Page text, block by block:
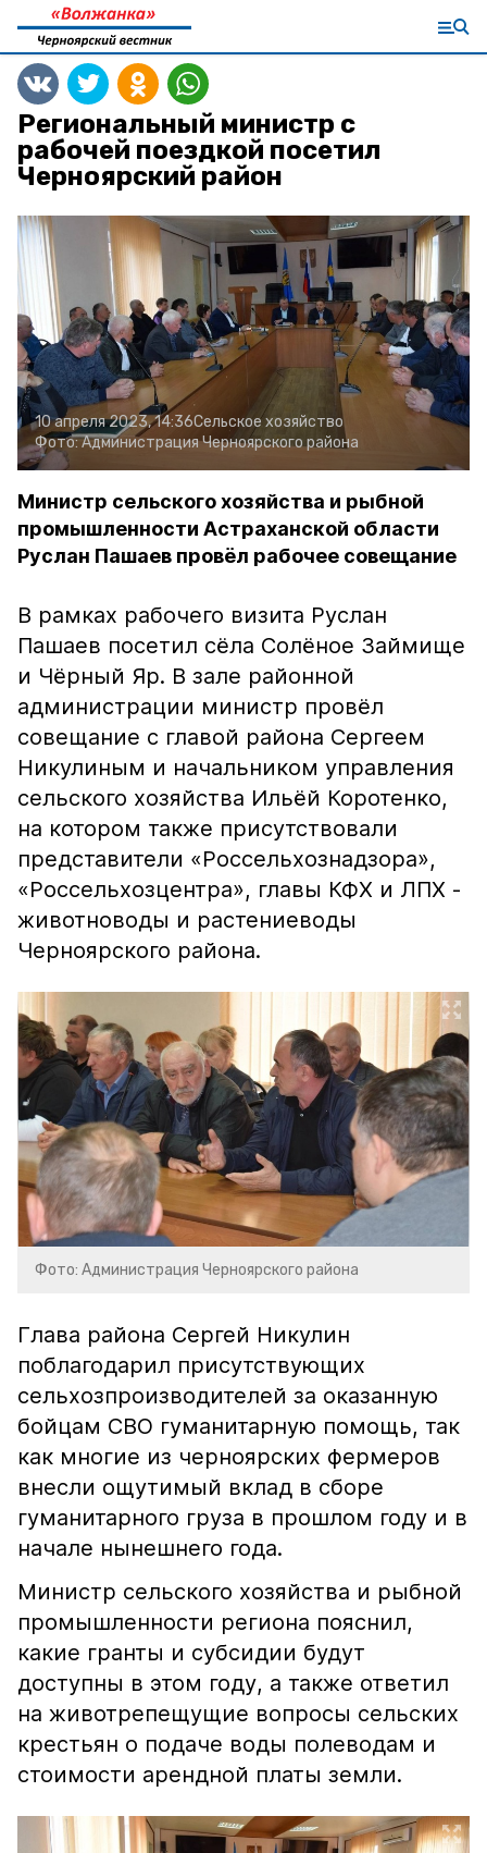
Региональный министр с
рабочей поездкой посетил
Черноярский район
10 апреля 2023, 14:36Сельское хозяйство
Фото:Администрация Черноярского района
Министр сельского хозяйства и рыбной
промышленности Астраханской области
Руслан Пашаев провёл рабочее совещание
В рамках рабочего визита Руслан
Пашаев посетил сёла Солёное Займище
и Чёрный Яр. В зале районной
администрации министр провёл
совещание с главой района Сергеем
Никулиным и начальником управления
сельского хозяйства Ильёй Коротенко,
на котором также присутствовали
представители «Россельхознадзора»,
«Россельхозцентра», главы КФХ и ЛПХ -
животноводы и растениеводы
Черноярского района.
Фото: Администрация Черноярского района
Глава района Сергей Никулин
поблагодарил присутствующих
сельхозпроизводителей за оказанную
бойцам СВО гуманитарную помощь, так
как многие из черноярских фермеров
внесли ощутимый вклад в сборе
гуманитарного груза в прошлом году и в
начале нынешнего года.
Министр сельского хозяйства и рыбной
промышленности региона пояснил,
какие гранты и субсидии будут
доступны в этом году, а также ответил
на животрепещущие вопросы сельских
крестьян о подаче воды полеводам и
стоимости арендной платы земли.